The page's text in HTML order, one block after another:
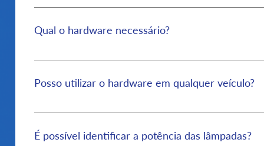
Sim, o software gera um relatório com todos os
Qual o hardware necessário?
Para desenvolver o monitoramento, é necessário
para fixação no teto de um carro. O hardware
Posso utilizar o hardware em qualquer veículo?
Sim! A solução foi desenvolvida de maneira que o
carro, moto ou até mesmo a pé.
É possível identificar a potência das lâmpadas?